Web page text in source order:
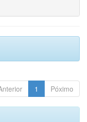
1 Póximo